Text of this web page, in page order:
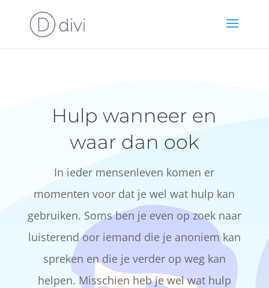
Hulp wanneer en
waar dan ook
In ieder mensenleven komen er
momenten voor dat je wel wat hulp kan
gebruiken. Soms ben je even op zoek naar
luisterend oor iemand die je anoniem kan
spreken en die je verder op weg kan
helpen. Misschien heb je wel wat hulp